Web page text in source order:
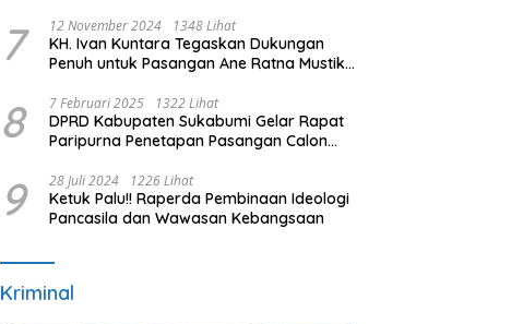
7 12 November 2024 1348 Lihat
KH. Ivan Kuntara Tegaskan Dukungan
Penuh untuk Pasangan Ane Ratna Mustika
Purwakarta 2024
8 7 Februari 2025 1322 Lihat
DPRD Kabupaten Sukabumi Gelar Rapat
Paripurna Penetapan Pasangan Calon
Pejabat Eksekutif
9 28 Juli 2024 1226 Lihat
Ketuk Palu!! Raperda Pembinaan Ideologi
Pancasila dan Wawasan Kebangsaan
Kriminal